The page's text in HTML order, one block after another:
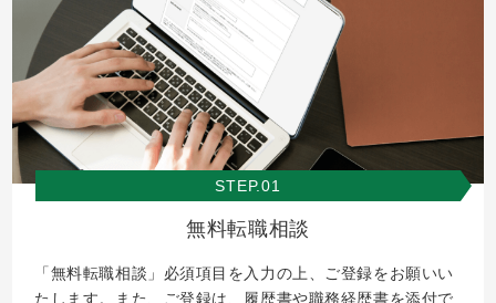
STEP.01
無料転職相談
「無料転職相談」必須項目を入力の上、ご登録をお願いい
たします。また、ご登録は、履歴書や職務経歴書を添付で